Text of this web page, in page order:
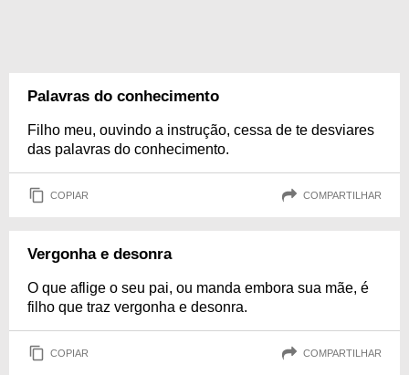
Palavras do conhecimento
Filho meu, ouvindo a instrução, cessa de te desviares
das palavras do conhecimento.
COPIAR COMPARTILHAR
Vergonha e desonra
O que aflige o seu pai, ou manda embora sua mãe, é
filho que traz vergonha e desonra.
COPIAR COMPARTILHAR